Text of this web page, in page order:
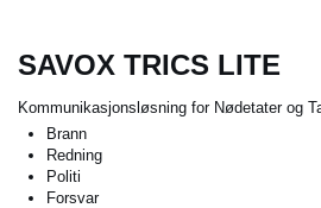
SAVOX TRICS LITE
Kommunikasjonsløsning for Nødetater og
Brann
Redning
Politi
Forsvar